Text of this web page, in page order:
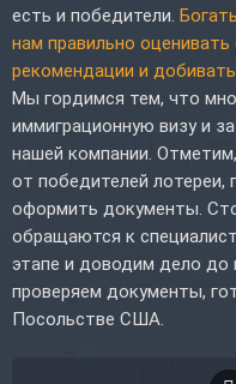
есть и победители.
нам правильно
рекомендации и
Мы гордимся тем, что
иммиграционную визу и
нашей компании.
от победителей
оформить документы.
обращаются к
этапе и доводим дело до
проверяем документы,
Посольстве США.